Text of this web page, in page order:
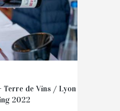
Terre de Vins / Lyon
2022